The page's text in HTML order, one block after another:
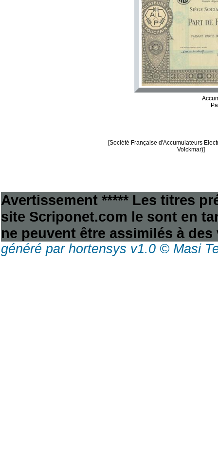
[Société Française d'Accumulateurs
Volckmar)]
Avertissement ***** Les titres
site Scriponet.com le sont en
ne peuvent être assimilés à
généré par hortensys v1.0 © Masi